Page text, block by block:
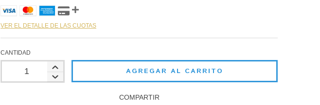
VER EL DETALLE DE LAS CUOTAS
CANTIDAD
COMPARTIR